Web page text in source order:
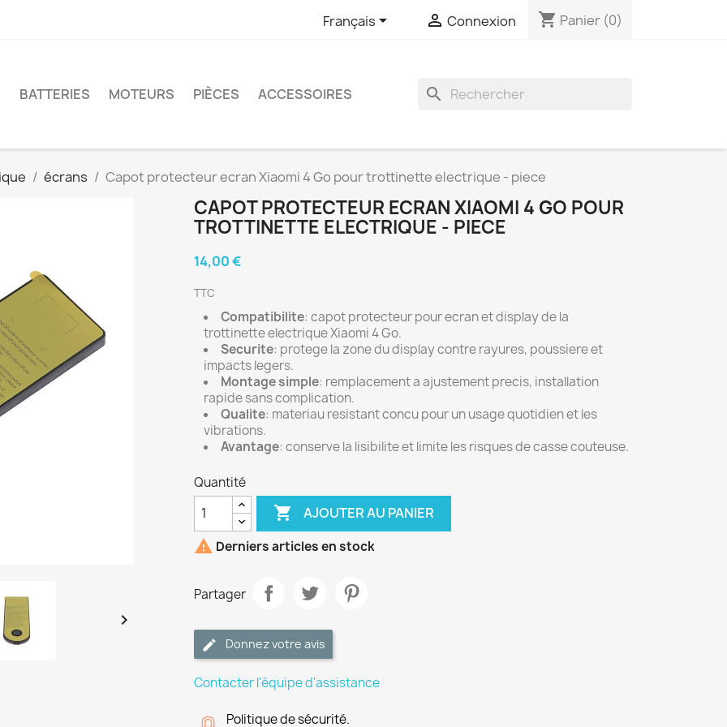
Français  Connexion shopping_cart Panier (0)
BATTERIES MOTEURS PIÈCES ACCESSOIRES search
écrans Capot protecteur ecran Xiaomi 4 Go pour trottinette electrique - piece

CAPOT PROTECTEUR ECRAN XIAOMI 4 GO POUR
TROTTINETTE ELECTRIQUE - PIECE
14,00 €
TTC
Compatibilite: capot protecteur pour ecran et display de la
trottinette electrique Xiaomi 4 Go.
Securite: protege la zone du display contre rayures, poussiere et
impacts legers.
Montage simple: remplacement a ajustement precis, installation
rapide sans complication.
Qualite: materiau resistant concu pour un usage quotidien et les
vibrations.
Avantage: conserve la lisibilite et limite les risques de casse couteuse.
Quantité
 AJOUTER AU PANIER
 Derniers articles en stock
Partager
Donnez votre avis
Contacter l'équipe d'assistance
Politique de sécurité.